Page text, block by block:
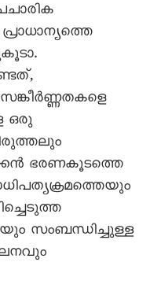
ഒരു
ഭരണകൂടത്തെ
സംബന്ധിച്ചുള്ള